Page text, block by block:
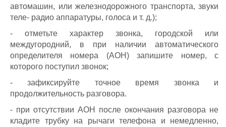
автомашин, или железнодорожного транспорта, звуки
теле- радио аппаратуры, голоса и т. д.);
- отметьте характер звонка, городской или
междугородний, в при наличии автоматического
определителя номера (АОН) запишите номер, с
которого поступил звонок;
- зафиксируйте точное время звонка и
продолжительность разговора.
- при отсутствии АОН после окончания разговора не
кладите трубку на рычаги телефона и немедленно,